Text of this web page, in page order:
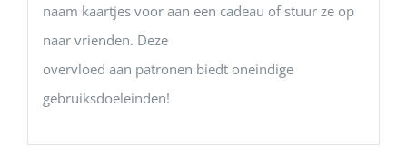
naam kaartjes voor aan een cadeau of stuur ze op
naar vrienden. Deze
overvloed aan patronen biedt oneindige
gebruiksdoeleinden!